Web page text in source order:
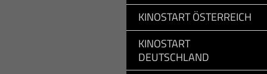
KINOSTART ÖSTERREICH
KINOSTART
DEUTSCHLAND